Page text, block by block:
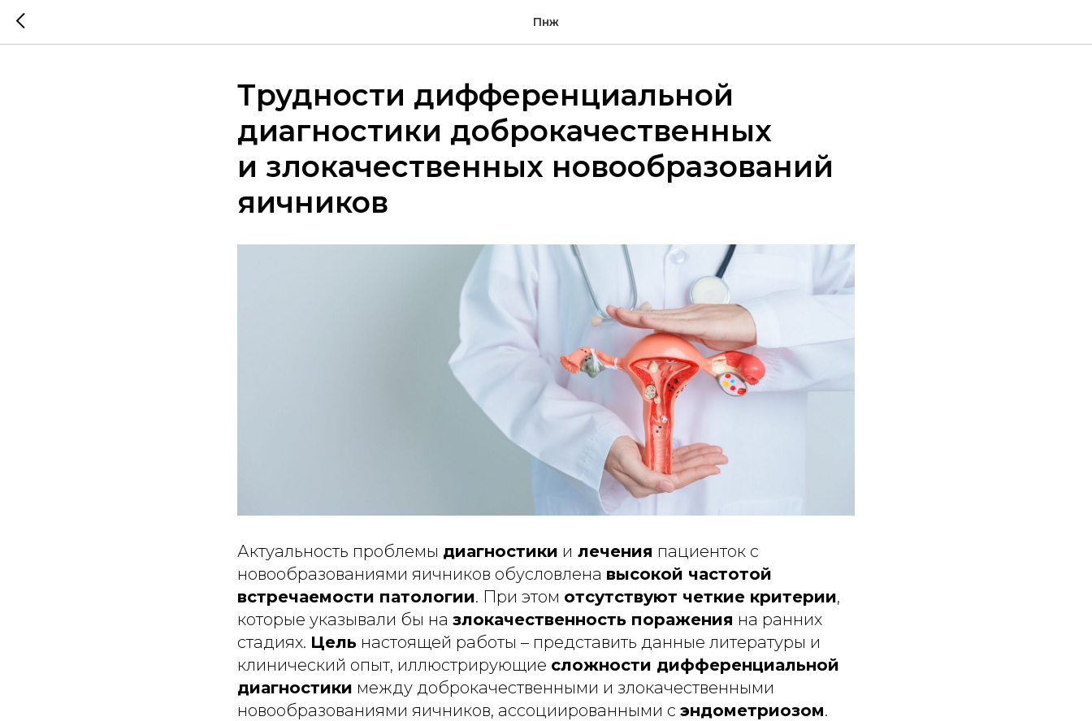
Пнж
Трудности дифференциальной
диагностики доброкачественных
и злокачественных новообразований
яичников
Актуальность проблемы диагностики и лечения пациенток с
новообразованиями яичников обусловлена высокой частотой
встречаемости патологии. При этом отсутствуют четкие критерии,
которые указывали бы на злокачественность поражения на ранних
стадиях. Цель настоящей работы – представить данные литературы и
клинический опыт, иллюстрирующие сложности дифференциальной
диагностики между доброкачественными и злокачественными
новообразованиями яичников, ассоциированными с эндометриозом.